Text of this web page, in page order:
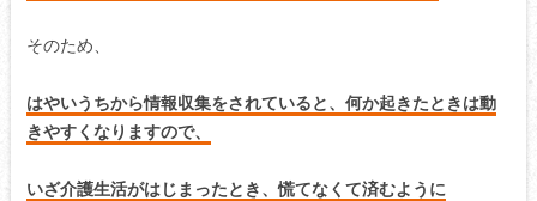
そのため、
はやいうちから情報収集をされていると、何か起きたときは動
きやすくなりますので、
いざ介護生活がはじまったとき、慌てなくて済むように